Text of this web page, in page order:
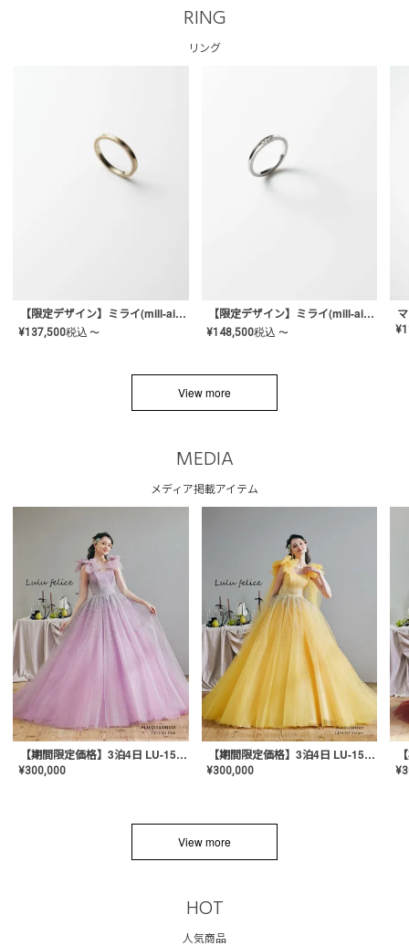
RING
リング
【限定デザイン】ミライ(mill-ai)リング
¥137,500税込 〜
【限定デザイン】ミライ(mill-ai)リング
¥148,500税込 〜 ¥
View more
MEDIA
メディア掲載アイテム
【期間限定価格】3泊4日 LU-1501(Pink)
¥300,000
【期間限定価格】3泊4日 LU-1501(Yellow)
¥300,000 ¥
View more
HOT
人気商品